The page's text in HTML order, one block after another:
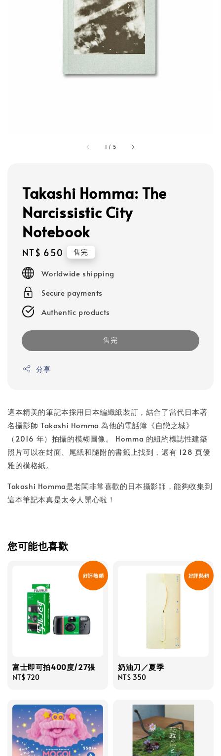
1 / 5
Takashi Homma: The
Narcissistic City
Notebook
Regular
price
NT$ 650 售完
Worldwide shipping
Secure payments
Authentic products
售完
分享
這本精美的筆記本採用日本編織紙裝訂，結合了當代日本著
名攝影師 Takashi Homma 為他的電話簿《自戀之城》
（2016 年）拍攝的模糊圖像。 Homma 的紐約標誌性建築
照片可以在封面、尾紙和隨附的書籤上找到，還有 128 頁優
雅的橫格紙。
Takashi Homma是老闆非常喜歡的日本攝影師，能夠收集到
這本筆記本真是太令人開心啦！
您可能也喜歡
好評熱銷
富士即可拍400度/27張
Regular
NT$ 720
好評熱銷
奶油刀／夏季
Regular
NT$ 350